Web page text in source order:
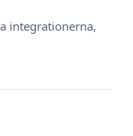
integrationerna,